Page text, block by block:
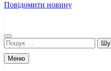
Повідомити новину
Пошук:
Меню